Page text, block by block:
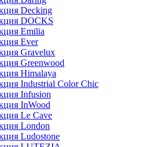
Decking
DOCKS
Emilia
Ever
Gravelux
Greenwood
Himalaya
Industrial Color Chic
Infusion
InWood
Le Cave
London
Ludostone